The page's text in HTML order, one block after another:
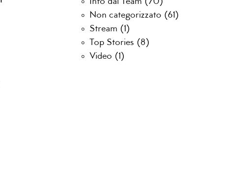
Non categorizzato (61)
Stream (1)
Top Stories (8)
Video (1)